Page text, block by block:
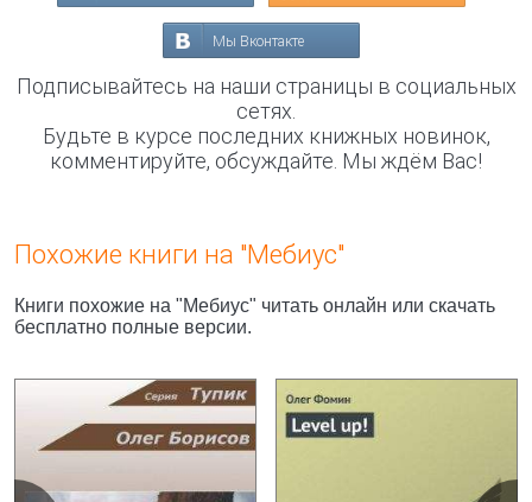
Мы Вконтакте
Подписывайтесь на наши страницы в социальных
сетях.
Будьте в курсе последних книжных новинок,
комментируйте, обсуждайте. Мы ждём Вас!
Похожие книги на "Мебиус"
Книги похожие на "Мебиус" читать онлайн или скачать
бесплатно полные версии.